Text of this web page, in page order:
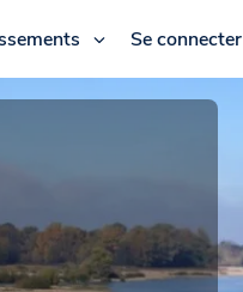
Se connecter